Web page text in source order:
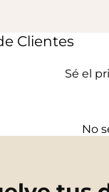
Clientes
Sé el
No